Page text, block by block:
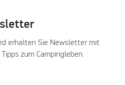
erhalten Sie Newsletter mit
zum Campingleben.